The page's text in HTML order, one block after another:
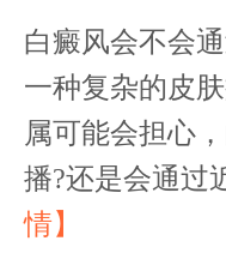
白癜风会不会
一种复杂的皮
属可能会担心
播?还是会通过
情】